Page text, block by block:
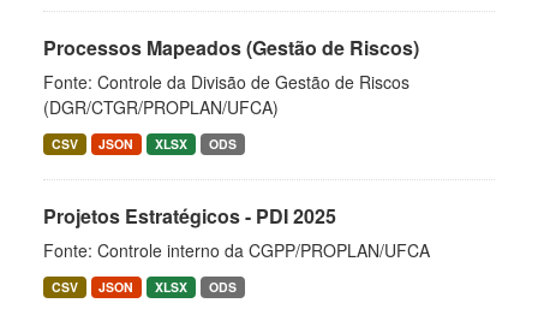
Processos Mapeados (Gestão de Riscos)
Fonte: Controle da Divisão de Gestão de Riscos
(DGR/CTGR/PROPLAN/UFCA)
CSV JSON XLSX ODS
Projetos Estratégicos - PDI 2025
Fonte: Controle interno da CGPP/PROPLAN/UFCA
CSV JSON XLSX ODS